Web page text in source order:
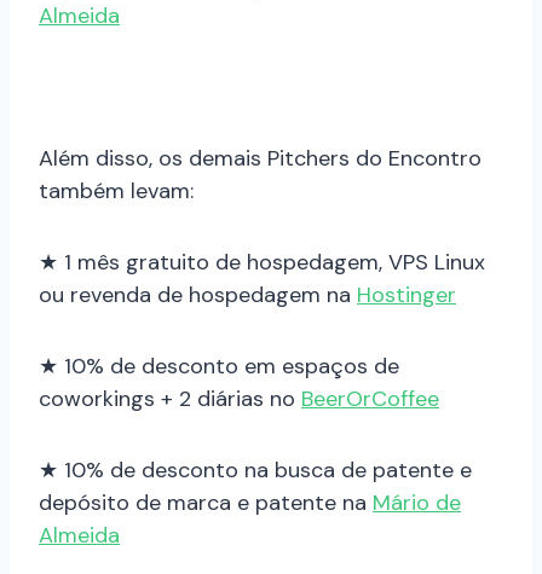
Almeida
Além disso, os demais Pitchers do Encontro
também levam:
★ 1 mês gratuito de hospedagem, VPS Linux
ou revenda de hospedagem na Hostinger
★ 10% de desconto em espaços de
coworkings + 2 diárias no BeerOrCoffee
★ 10% de desconto na busca de patente e
depósito de marca e patente na Mário de
Almeida